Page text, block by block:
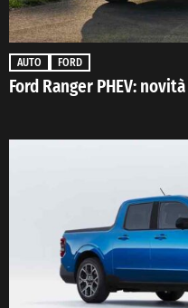
AUTO FORD
Ford Ranger PHEV: